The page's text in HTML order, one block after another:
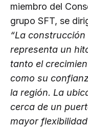
miembro del
grupo SFT, se
“La
representa un
tanto el
como su
la región. La
cerca de un
mayor